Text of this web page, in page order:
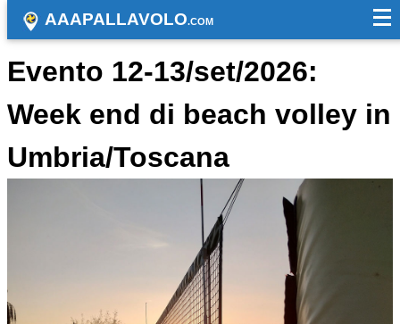
AAAPALLAVOLO.COM
Evento 12-13/set/2026:
Week end di beach volley in
Umbria/Toscana